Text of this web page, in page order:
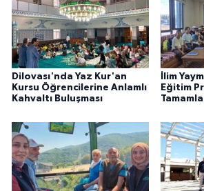
Dilovası'nda Yaz Kur'an
Kursu Öğrencilerine Anlamlı
Kahvaltı Buluşması
İlim
Eğitim